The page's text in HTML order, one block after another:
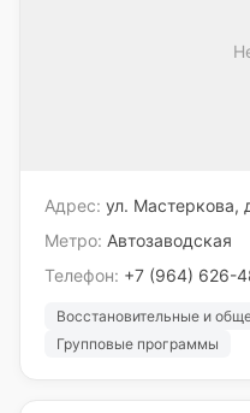
Адрес: ул. Мастеркова,
Метро: Автозаводская
Телефон: +7 (964) 626-
Восстановительные и
Групповые программы